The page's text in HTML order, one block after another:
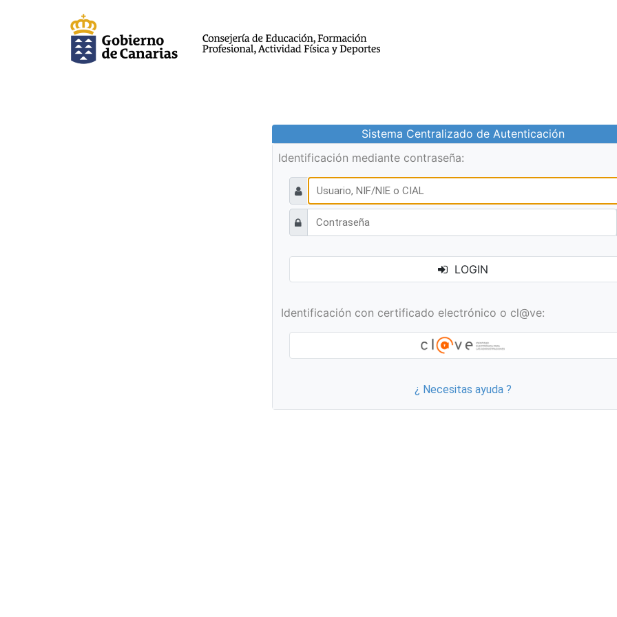
Sistema Centralizado de Autenticación
Identificación mediante contraseña:
LOGIN
Identificación con certificado electrónico o cl@ve:
¿ Necesitas ayuda ?